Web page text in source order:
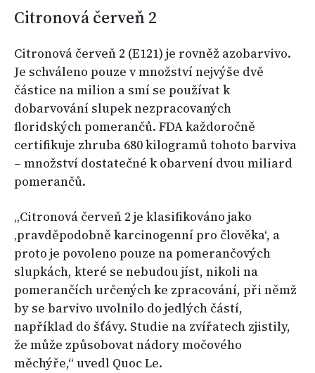
Citronová červeň 2
Citronová červeň 2 (E121) je rovněž azobarvivo.
Je schváleno pouze v množství nejvýše dvě
částice na milion a smí se používat k
dobarvování slupek nezpracovaných
floridských pomerančů. FDA každoročně
certifikuje zhruba 680 kilogramů tohoto barviva
– množství dostatečné k obarvení dvou miliard
pomerančů.
„Citronová červeň 2 je klasifikováno jako
‚pravděpodobně karcinogenní pro člověka‘, a
proto je povoleno pouze na pomerančových
slupkách, které se nebudou jíst, nikoli na
pomerančích určených ke zpracování, při němž
by se barvivo uvolnilo do jedlých částí,
například do šťávy. Studie na zvířatech zjistily,
že může způsobovat nádory močového
měchýře,“ uvedl Quoc Le.